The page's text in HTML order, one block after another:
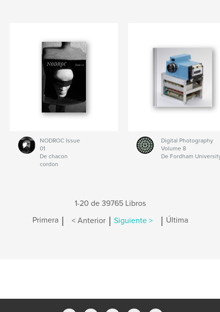
NODROC Issue
01
De chacon
cordon
Digital Photography
Volume 8
De Fordham
1-20 de 39765 Libros
Primera | < Anterior | Siguiente > | Última